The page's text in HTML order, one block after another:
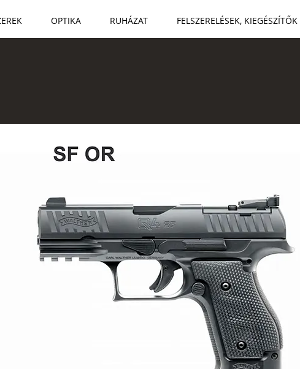
OPTIKA RUHÁZAT FELSZERELÉSEK, KIEGÉSZÍTŐK